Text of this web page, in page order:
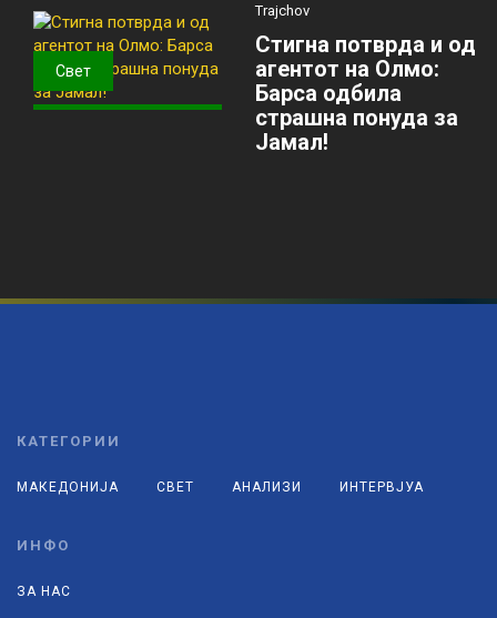
Свет
Trajchov
Стигна потврда и од
агентот на Олмо:
Барса одбила
страшна понуда за
Јамал!
КАТЕГОРИИ
МАКЕДОНИЈА СВЕТ АНАЛИЗИ ИНТЕРВЈУА
ИНФО
ЗА НАС